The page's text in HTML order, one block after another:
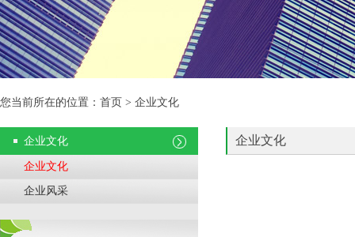
您当前所在的位置：首页 > 企业文化
企业文化
企业文化
企业风采
企业文化